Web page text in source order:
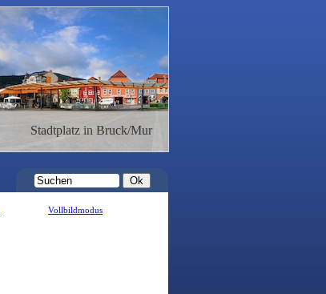
Stadtplatz in Bruck/Mur
Vollbildmodus